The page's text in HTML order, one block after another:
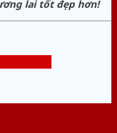
lai tốt đẹp hơn!
miễn phí: